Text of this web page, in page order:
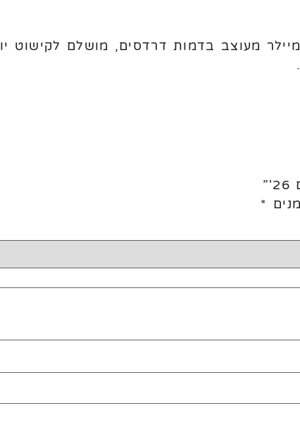
בגודל 26 אינץ'. בלון מיילר מעוצב בדמות דרדסים, מושלם
*